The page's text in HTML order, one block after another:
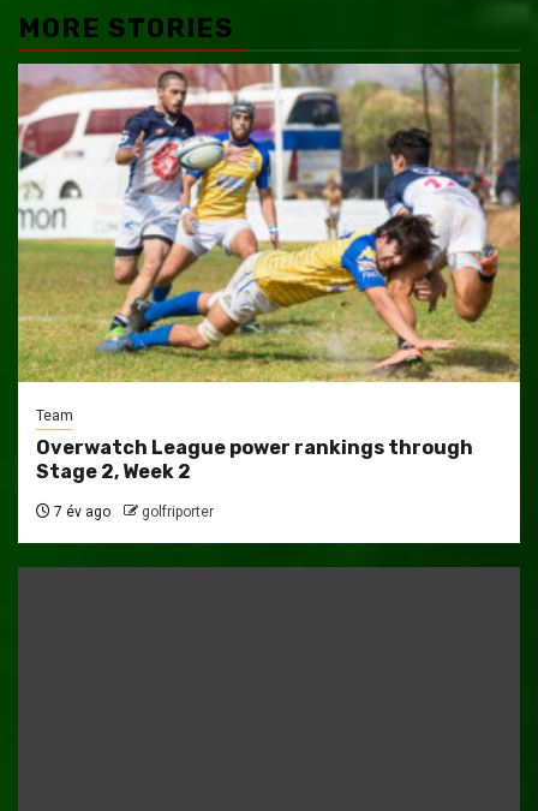
MORE STORIES
Team
Overwatch League power rankings through
Stage 2, Week 2
7 év ago golfriporter